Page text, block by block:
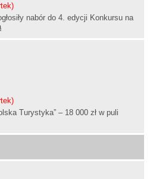
nabór do 4. edycji Konkursu na
Turystyka” – 18 000 zł w puli